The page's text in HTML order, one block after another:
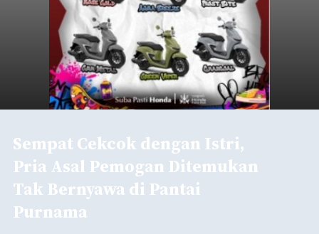
Sempat Cekcok dengan Istri,
Pria Asal Pemogan Ditemukan
Tak Bernyawa di Pantai
Purnama